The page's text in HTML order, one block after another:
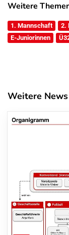
Weitere
1. Mannschaft 2.
E-Juniorinnen
Weitere News